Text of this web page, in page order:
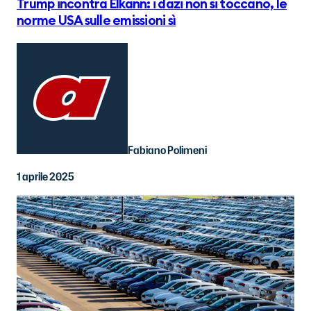
Trump incontra Elkann: i dazi non si toccano, le
norme USA sulle emissioni sì
Fabiano Polimeni
1 aprile 2025